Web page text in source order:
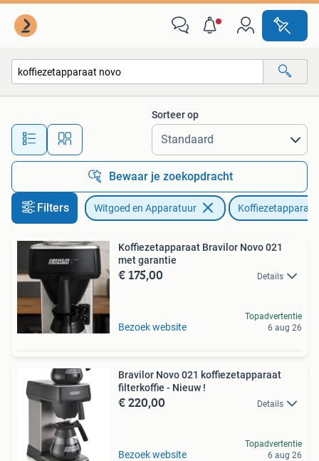
Alle afstanden…
Sorteer op
Bewaar je zoekopdracht
Filters Witgoed en Apparatuur
Koffiezetapparaat Bravilor Novo 021
met garantie
€ 175,00 Details
Bezoek website
Topadvertentie
6 aug 26
Bravilor Novo 021 koffiezetapparaat
filterkoffie - Nieuw !
€ 220,00 Details
Bezoek website
Topadvertentie
6 aug 26